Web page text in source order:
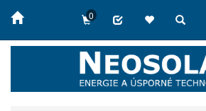
Toggle
0